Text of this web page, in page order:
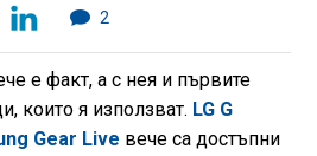
2
е факт, а с нея и първите
които я използват. LG G
Gear Live вече са достъпни